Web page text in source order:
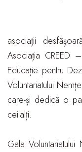
asociații
Asociația CREED
Educație pentru
Voluntariatului
care-și dedică o
ceilalți.
Gala